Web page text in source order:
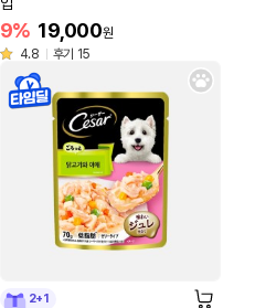
9% 19,000원
4.8
후기 15
2+1